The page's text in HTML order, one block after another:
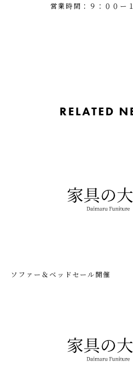
営業時間：９：００ー
RELATED
ソファー＆ベッドセール開催